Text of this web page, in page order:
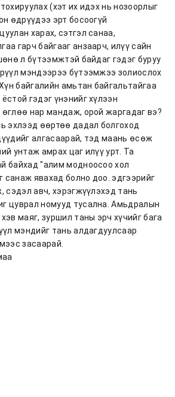
(хэт их идэх нь нозоорлыг
өдрүүдээ эрт босоогүй
харах, сэтгэл санаа,
гарч байгааг анзаарч, илүү сайн
л бүтээмжтэй байдаг гэдэг буруу
мэндээрээ бүтээмжээ золиослох
байгалийн амьтан байгальтайгаа
гэдэг үнэнийг хүлээн
нар мандаж, орой жаргадаг вэ?
эхлээд өөртөө дадал болгоход
алгасаарай, тэд маань өсөж
унтаж амрах цаг илүү урт. Та
байхад "алим модноосоо хол
санаж явахад болно доо. эдгээрийг
сэдэл авч, хэрэгжүүлэхэд тань
цуврал номууд тусална. Амьдралын
маяг, зуршил таны эрч хүчийг бага
мэндийг тань алдагдуулсаар
засаарай.